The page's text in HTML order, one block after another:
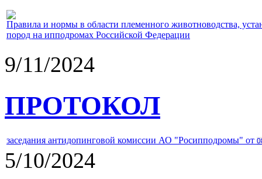
Правила и нормы в области племенного животноводства,
пород на ипподромах Российской Федерации
9/11/2024
ПРОТОКОЛ
заседания антидопинговой комиссии АО "Росипподромы" от
5/10/2024